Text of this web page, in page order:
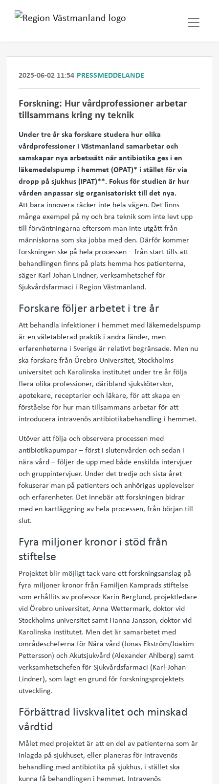
2025-06-02 11:54 PRESSMEDDELANDE
Forskning: Hur vårdprofessioner arbetar
tillsammans kring ny teknik
Under tre år ska forskare studera hur olika
vårdprofessioner i Västmanland samarbetar och
samskapar nya arbetssätt när antibiotika ges i en
läkemedelspump i hemmet (OPAT)* i stället för via
dropp på sjukhus (IPAT)**. Fokus för studien är hur
vården anpassar sig organisatoriskt till det nya.
Att bara innovera räcker inte hela vägen. Det finns
många exempel på ny och bra teknik som inte levt upp
till förväntningarna eftersom man inte utgått från
människorna som ska jobba med den. Därför kommer
forskningen ske på hela processen – från start tills att
behandlingen finns på plats hemma hos patienterna,
säger Karl Johan Lindner, verksamhetschef för
Sjukvårdsfarmaci i Region Västmanland.
Forskare följer arbetet i tre år
Att behandla infektioner i hemmet med läkemedelspump
är en väletablerad praktik i andra länder, men
erfarenheterna i Sverige är relativt begränsade. Men nu
ska forskare från Örebro Universitet, Stockholms
universitet och Karolinska institutet under tre år följa
flera olika professioner, däribland sjuksköterskor,
apotekare, receptarier och läkare, för att skapa en
förståelse för hur man tillsammans arbetar för att
introducera intravenös antibiotikabehandling i hemmet.
Utöver att följa och observera processen med
antibiotikapumpar – först i slutenvården och sedan i
nära vård – följer de upp med både enskilda intervjuer
och gruppintervjuer. Under det tredje och sista året
fokuserar man på patienters och anhörigas upplevelser
och erfarenheter. Det innebär att forskningen bidrar
med en kartläggning av hela processen, från början till
slut.
Fyra miljoner kronor i stöd från
stiftelse
Projektet blir möjligt tack vare ett forskningsanslag på
fyra miljoner kronor från Familjen Kamprads stiftelse
som erhållits av professor Karin Berglund, projektledare
vid Örebro universitet, Anna Wettermark, doktor vid
Stockholms universitet samt Hanna Jansson, doktor vid
Karolinska institutet. Men det är samarbetet med
områdescheferna för Nära vård (Jonas Ekström/Joakim
Pettersson) och Akutsjukvård (Alexander Ahlberg) samt
verksamhetschefen för Sjukvårdsfarmaci (Karl-Johan
Lindner), som lagt en grund för forskningsprojektets
utveckling.
Förbättrad livskvalitet och minskad
vårdtid
Målet med projektet är att en del av patienterna som är
inlagda på sjukhuset, eller planeras för intravenös
behandling med antibiotika på sjukhus, i stället ska
kunna få behandlingen i hemmet. Intravenös